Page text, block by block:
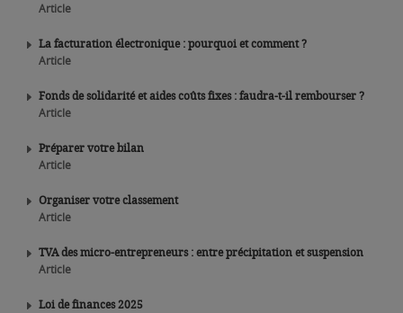
Article
La facturation électronique : pourquoi et comment ?
Article
Fonds de solidarité et aides coûts fixes : faudra-t-il rembourser ?
Article
Préparer votre bilan
Article
Organiser votre classement
Article
TVA des micro-entrepreneurs : entre précipitation et suspension
Article
Loi de finances 2025